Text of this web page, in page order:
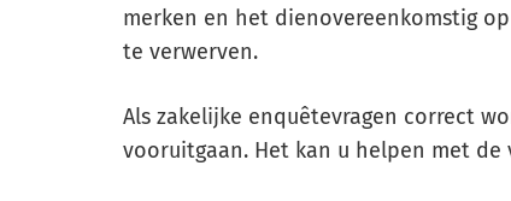
merken en het dienovereenkomstig
te verwerven.
Als zakelijke enquêtevragen correct
vooruitgaan. Het kan u helpen met